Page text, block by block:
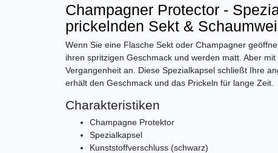
Champagner Protector -
prickelnden Sekt &
Wenn Sie eine Flasche Sekt oder Champagner
ihren spritzigen Geschmack und werden matt. Aber
Vergangenheit an. Diese Spezialkapsel schließt Ihre
erhält den Geschmack und das Prickeln für lange Zeit.
Charakteristiken
Champagne Protektor
Spezialkapsel
Kunststoffverschluss (schwarz)